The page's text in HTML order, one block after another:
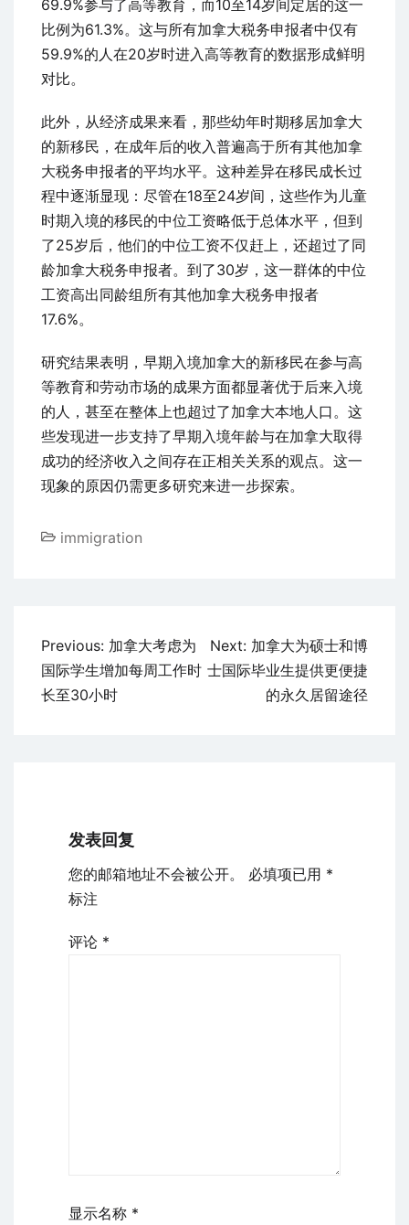
69.9%参与了高等教育，而10至14岁间定居的这一
比例为61.3%。这与所有加拿大税务申报者中仅有
59.9%的人在20岁时进入高等教育的数据形成鲜明
对比。
此外，从经济成果来看，那些幼年时期移居加拿大
的新移民，在成年后的收入普遍高于所有其他加拿
大税务申报者的平均水平。这种差异在移民成长过
程中逐渐显现：尽管在18至24岁间，这些作为儿童
时期入境的移民的中位工资略低于总体水平，但到
了25岁后，他们的中位工资不仅赶上，还超过了同
龄加拿大税务申报者。到了30岁，这一群体的中位
工资高出同龄组所有其他加拿大税务申报者
17.6%。
研究结果表明，早期入境加拿大的新移民在参与高
等教育和劳动市场的成果方面都显著优于后来入境
的人，甚至在整体上也超过了加拿大本地人口。这
些发现进一步支持了早期入境年龄与在加拿大取得
成功的经济收入之间存在正相关关系的观点。这一
现象的原因仍需更多研究来进一步探索。
immigration
文
章
导
Previous: 加拿大考虑为
国际学生增加每周工作时
长至30小时
Next: 加拿大为硕士和博
士国际毕业生提供更便捷
的永久居留途径
发表回复
您的邮箱地址不会被公开。 必填项已用 *
标注
评论 *
显示名称 *